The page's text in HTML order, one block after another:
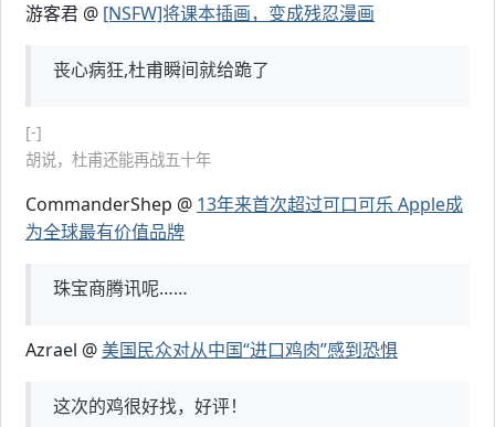
游客君 @ [NSFW]将课本插画，变成残忍漫画
丧心病狂,杜甫瞬间就给跪了
[-]
胡说，杜甫还能再战五十年
CommanderShep @ 13年来首次超过可口可乐 Apple成
为全球最有价值品牌
珠宝商腾讯呢……
Azrael @ 美国民众对从中国“进口鸡肉”感到恐惧
这次的鸡很好找，好评！